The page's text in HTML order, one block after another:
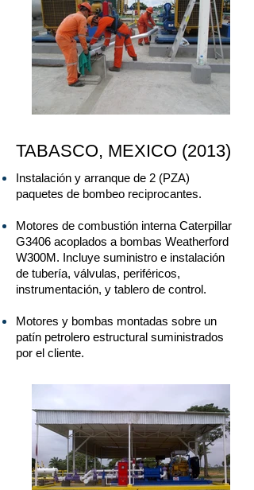
TABASCO, MEXICO (2013)
Instalación y arranque de 2 (PZA)
paquetes de bombeo reciprocantes.
Motores de combustión interna Caterpillar
G3406 acoplados a bombas Weatherford
W300M. Incluye suministro e instalación
de tubería, válvulas, periféricos,
instrumentación, y tablero de control.
Motores y bombas montadas sobre un
patín petrolero estructural suministrados
por el cliente.